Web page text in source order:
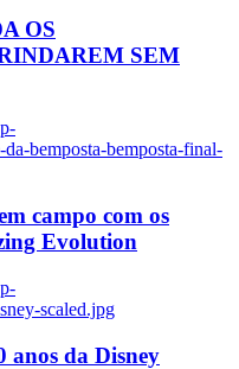
OS
SEM
bemposta-bemposta-final-
campo com os
Evolution
scaled.jpg
anos da Disney